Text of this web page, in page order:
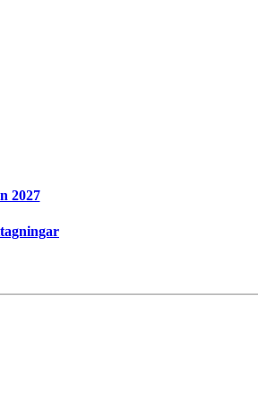
2027